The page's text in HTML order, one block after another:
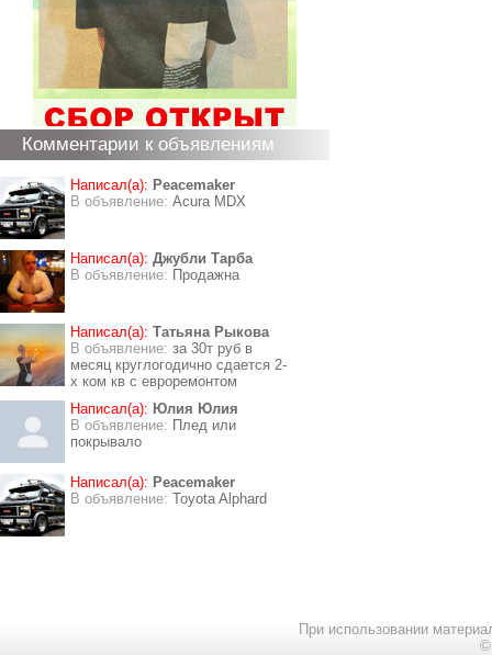
Комментарии к объявлениям
Написал(а): Peacemaker
В объявление: Acura MDX
Написал(а): Джубли Тарба
В объявление: Продажна
Написал(а): Татьяна Рыкова
В объявление: за 30т руб в
месяц круглогодично сдается 2-
х ком кв с евроремонтом
Написал(а): Юлия Юлия
В объявление: Плед или
покрывало
Написал(а): Peacemaker
В объявление: Toyota Alphard
При использовании